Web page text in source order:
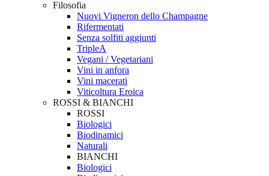
Filosofia
Nuovi Vigneron dello Champagne
Rifermentati
Senza solfiti aggiunti
TripleA
Vegani / Vegetariani
Vini in anfora
Vini macerati
Viticoltura Eroica
ROSSI & BIANCHI
ROSSI
Biologici
Biodinamici
Naturali
BIANCHI
Biologici